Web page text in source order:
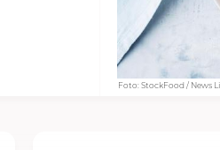
Foto: StockFood / News